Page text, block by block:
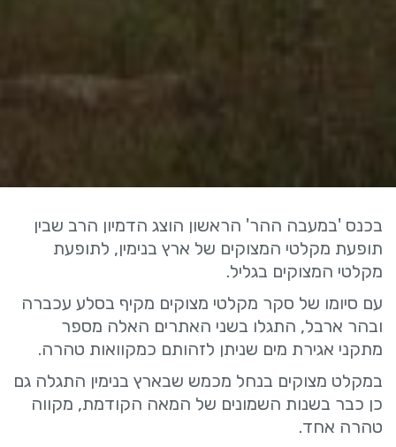
בכנס 'במעבה ההר' הראשון הוצג הדמיון הרב שבין
תופעת מקלטי המצוקים של ארץ בנימין, לתופעת
מקלטי המצוקים בגליל.
עם סיומו של סקר מקלטי מצוקים מקיף בסלע עכברה
ובהר ארבל, התגלו בשני האתרים האלה מספר
מתקני אגירת מים שניתן לזהותם כמקוואות טהרה.
במקלט מצוקים בנחל מכמש שבארץ בנימין התגלה גם
כן כבר בשנות השמונים של המאה הקודמת, מקווה
טהרה אחד.